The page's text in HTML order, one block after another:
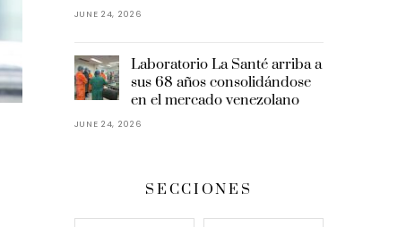
JUNE 24, 2026
Laboratorio La Santé arriba a
sus 68 años consolidándose
en el mercado venezolano
JUNE 24, 2026
SECCIONES